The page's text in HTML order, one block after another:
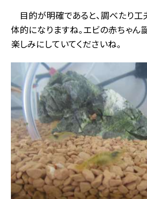
目的が明確であると、調べたり工夫
体的になりますね。エビの赤ちゃん
楽しみにしていてくださいね。